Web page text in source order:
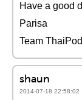
Have a good
Parisa
Team
shaun
2014-07-18 22:58:02